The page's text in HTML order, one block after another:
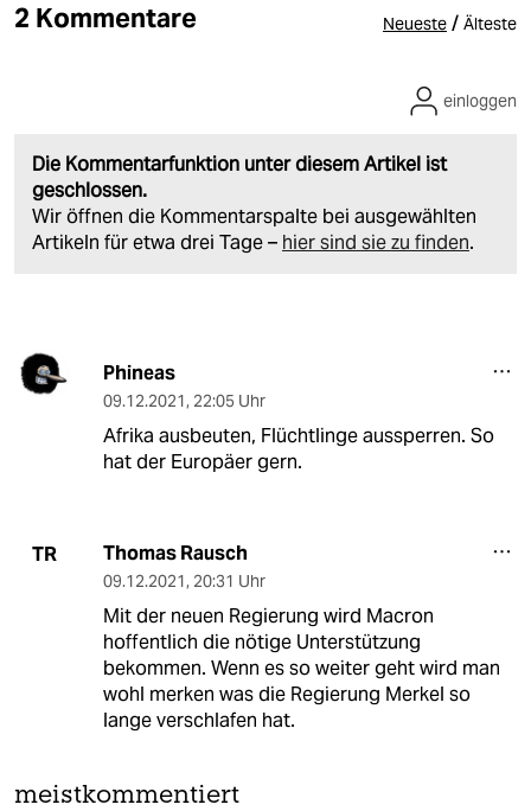
2 Kommentare Neueste / Älteste
Die Kommentarfunktion unter diesem Artikel ist
geschlossen.
Wir öffnen die Kommentarspalte bei ausgewählten
Artikeln für etwa drei Tage – hier sind sie zu finden.
einloggen
Phineas
09.12.2021, 22:05 Uhr
Afrika ausbeuten, Flüchtlinge aussperren. So
hat der Europäer gern.
TR Thomas Rausch
09.12.2021, 20:31 Uhr
Mit der neuen Regierung wird Macron
hoffentlich die nötige Unterstützung
bekommen. Wenn es so weiter geht wird man
wohl merken was die Regierung Merkel so
lange verschlafen hat.
meistkommentiert